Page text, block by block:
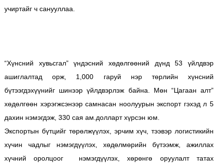
учиртайг ч санууллаа.
“Хүнсний хувьсгал” үндэсний хөдөлгөөний дүнд 53 үйлдвэр
ашиглалтад орж, 1,000 гаруй нэр төрлийн хүнсний
бүтээгдэхүүнийг шинээр үйлдвэрлэж байна. Мөн “Цагаан алт”
хөдөлгөөн хэрэгжсэнээр самнасан ноолуурын экспорт гэхэд л 5
дахин нэмэгдэж, 330 сая ам.долларт хүрсэн юм.
Экспортын бүтцийг төрөлжүүлэх, эрчим хүч, тээвэр логистикийн
хүчин чадлыг нэмэгдүүлэх, хөдөлмөрийн бүтээмж, ажиллах
хүчний оролцоог нэмэгдүүлэх, хөрөнгө оруулалт татах